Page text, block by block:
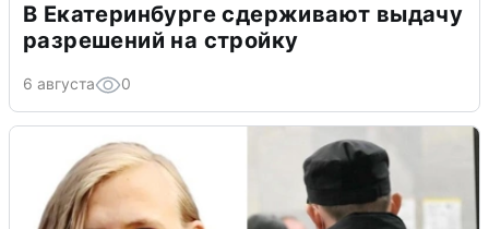
В Екатеринбурге сдерживают выдачу
разрешений на стройку
6 августа 0